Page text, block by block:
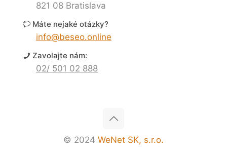
821 08 Bratislava
Máte nejaké otázky?
info@beseo.online
Zavolajte nám:
02/ 501 02 888
© 2024 WeNet SK, s.r.o.